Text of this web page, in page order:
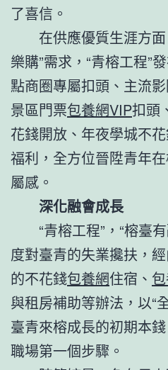
了喜信。
在供應優質生涯方
樂購”需求，“青榕工程”
點商圈專屬扣頭、主流
景區門票包養網VIP扣頭
花錢開放、年夜學城不
福利，全方位晉陞青年
屬感。
深化融會成長
“青榕工程”，“榕臺
度對臺青的失業攙扶，
的不花錢包養網住宿、
與租房補助等辦法，以“
臺青來榕成長的初期本
職場第一個步驟。